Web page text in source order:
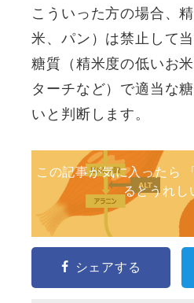
こういった方の場合、
米、パン）は禁止して
糖質（精米度の低いお
ターチなど）で適当な
いと判断します。
この記事が気に入ったら
るとうれし
シェアする